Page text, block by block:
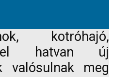
kotróhajó,
hatvan új
valósulnak meg